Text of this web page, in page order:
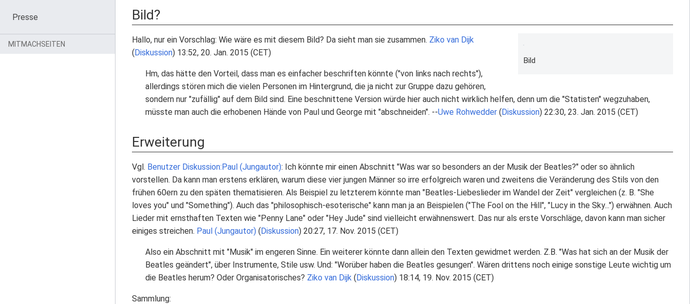
Bild?
Bild
Hallo, nur ein Vorschlag: Wie wäre es mit diesem Bild? Da sieht man sie zusammen. Ziko van Dijk
(Diskussion) 13:52, 20. Jan. 2015 (CET)
Hm, das hätte den Vorteil, dass man es einfacher beschriften könnte ("von links nach rechts"),
allerdings stören mich die vielen Personen im Hintergrund, die ja nicht zur Gruppe dazu gehören,
sondern nur "zufällig" auf dem Bild sind. Eine beschnittene Version würde hier auch nicht wirklich helfen, denn um die "Statisten" wegzuhaben,
müsste man auch die erhobenen Hände von Paul und George mit "abschneiden". --Uwe Rohwedder(Diskussion) 22:30, 23. Jan. 2015 (CET)
Erweiterung
Vgl. Benutzer Diskussion:Paul (Jungautor): Ich könnte mir einen Abschnitt "Was war so besonders an der Musik der Beatles?" oder so ähnlich
vorstellen. Da kann man erstens erklären, warum diese vier jungen Männer so irre erfolgreich waren und zweitens die Veränderung des Stils von den
frühen 60ern zu den späten thematisieren. Als Beispiel zu letzterem könnte man "Beatles-Liebeslieder im Wandel der Zeit" vergleichen (z. B. "She
loves you" und "Something"). Auch das "philosophisch-esoterische" kann man ja an Beispielen ("The Fool on the Hill", "Lucy in the Sky...") erwähnen. Auch
Lieder mit ernsthaften Texten wie "Penny Lane" oder "Hey Jude" sind vielleicht erwähnenswert. Das nur als erste Vorschläge, davon kann man sicher
einiges streichen. Paul (Jungautor) (Diskussion) 20:27, 17. Nov. 2015 (CET)
Also ein Abschnitt mit "Musik" im engeren Sinne. Ein weiterer könnte dann allein den Texten gewidmet werden. Z.B. "Was hat sich an der Musik der
Beatles geändert", über Instrumente, Stile usw. Und: "Worüber haben die Beatles gesungen". Wären drittens noch einige sonstige Leute wichtig um
die Beatles herum? Oder Organisatorisches? Ziko van Dijk(Diskussion) 18:14, 19. Nov. 2015 (CET)
Sammlung:
Presse
MITMACHSEITEN